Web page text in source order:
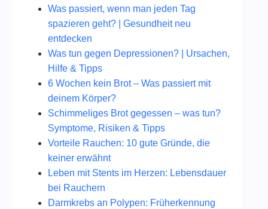
Was passiert, wenn man jeden Tag
spazieren geht? | Gesundheit neu
entdecken
Was tun gegen Depressionen? | Ursachen,
Hilfe & Tipps
6 Wochen kein Brot – Was passiert mit
deinem Körper?
Schimmeliges Brot gegessen – was tun?
Symptome, Risiken & Tipps
Vorteile Rauchen: 10 gute Gründe, die
keiner erwähnt
Leben mit Stents im Herzen: Lebensdauer
bei Rauchern
Darmkrebs an Polypen: Früherkennung